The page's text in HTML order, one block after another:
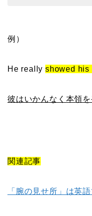
例）
He really showed his
彼はいかんなく本領
関連記事
「腕の見せ所」は英語